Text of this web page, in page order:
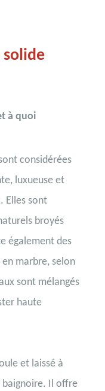
solide
à quoi
considérées
luxueuse et
Elles sont
broyés
également des
marbre, selon
sont mélangés
haute
et laissé à
baignoire. Il offre